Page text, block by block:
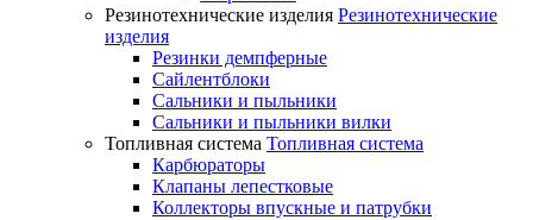
Резинотехнические изделия Резинотехнические
изделия
Резинки демпферные
Сайлентблоки
Сальники и пыльники
Сальники и пыльники вилки
Топливная система Топливная система
Карбюраторы
Клапаны лепестковые
Коллекторы впускные и патрубки